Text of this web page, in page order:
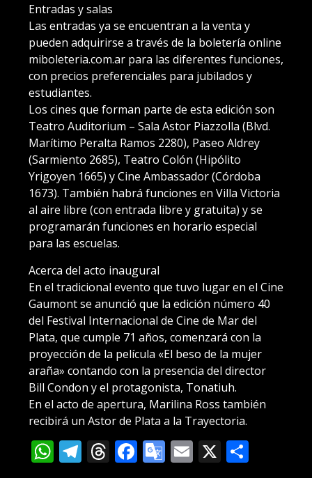
Entradas y salas
Las entradas ya se encuentran a la venta y
pueden adquirirse a través de la boletería online
miboleteria.com.ar para las diferentes funciones,
con precios preferenciales para jubilados y
estudiantes.
Los cines que forman parte de esta edición son
Teatro Auditorium – Sala Astor Piazzolla (Blvd.
Marítimo Peralta Ramos 2280), Paseo Aldrey
(Sarmiento 2685), Teatro Colón (Hipólito
Yrigoyen 1665) y Cine Ambassador (Córdoba
1673). También habrá funciones en Villa Victoria
al aire libre (con entrada libre y gratuita) y se
programarán funciones en horario especial
para las escuelas.
Acerca del acto inaugural
En el tradicional evento que tuvo lugar en el Cine
Gaumont se anunció que la edición número 40
del Festival Internacional de Cine de Mar del
Plata, que cumple 71 años, comenzará con la
proyección de la película «El beso de la mujer
araña» contando con la presencia del director
Bill Condon y el protagonista, Tonatiuh.
En el acto de apertura, Marilina Ross también
recibirá un Astor de Plata a la Trayectoria.
WhatsApp
Telegram
Threads
Facebook
Google
Email
X